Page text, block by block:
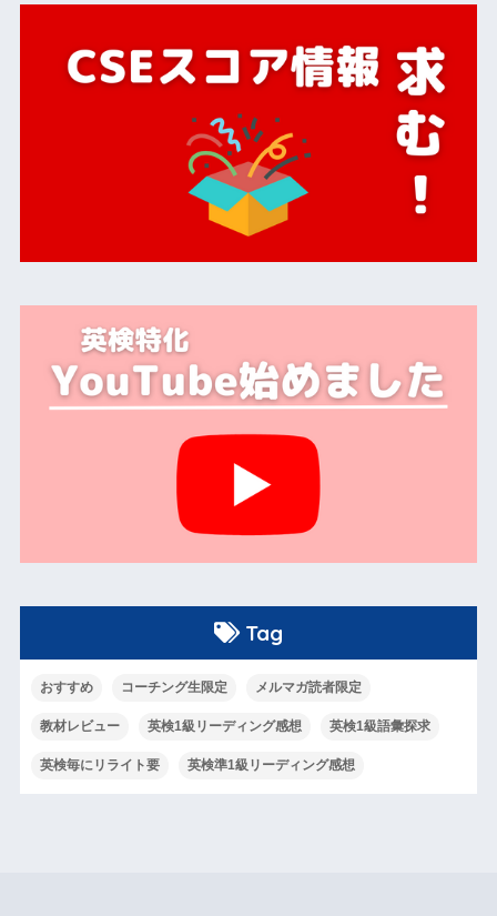
Tag
おすすめ コーチング生限定 メルマガ読者限定
教材レビュー 英検1級リーディング感想 英検1級語彙探求
英検毎にリライト要 英検準1級リーディング感想